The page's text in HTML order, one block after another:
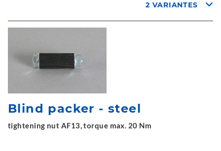
2 VARIANTES
Blind packer - steel
tightening nut AF13, torque max. 20 Nm